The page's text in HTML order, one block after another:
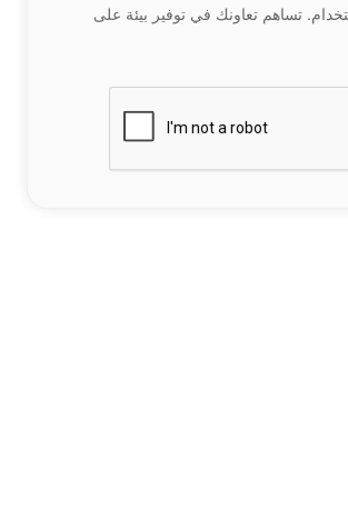
تساهم تعاونك في توفير بيئة على